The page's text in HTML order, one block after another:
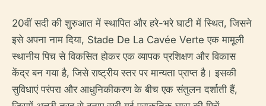
20वीं सदी की शुरुआत में स्थापित और हरे-भरे घाटी में स्थित, जिसने
इसे अपना नाम दिया, Stade De La Cavée Verte एक मामूली
स्थानीय पिच से विकसित होकर एक व्यापक प्रशिक्षण और विकास
केंद्र बन गया है, जिसे राष्ट्रीय स्तर पर मान्यता प्राप्त है। इसकी
सुविधाएं परंपरा और आधुनिकीकरण के बीच एक संतुलन दर्शाती हैं,